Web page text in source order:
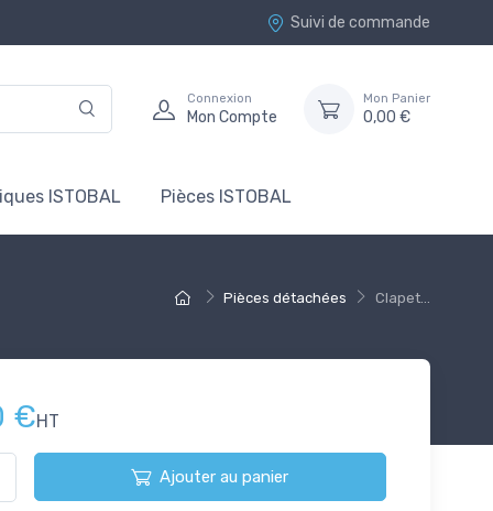
Suivi de commande
Connexion
Mon Compte
Mon Panier
0,00 €
ISTOBAL Pièces ISTOBAL
Pièces détachées Clapet...
€HT
Ajouter au panier